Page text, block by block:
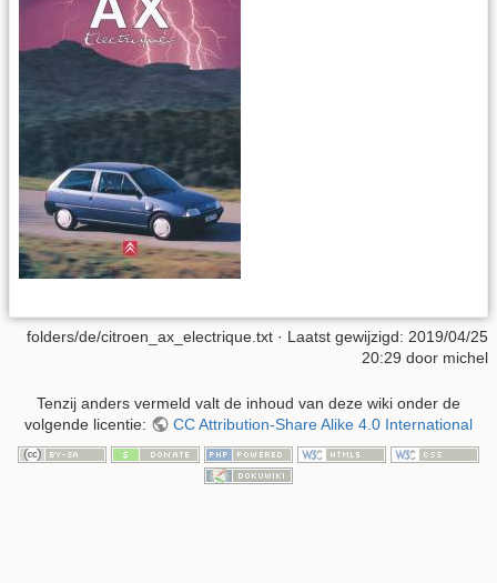
folders/de/citroen_ax_electrique.txt · Laatst gewijzigd: 2019/04/25
20:29 door michel
Tenzij anders vermeld valt de inhoud van deze wiki onder de
volgende licentie:
CC Attribution-Share Alike 4.0 International